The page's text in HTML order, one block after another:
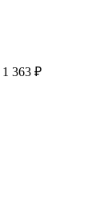
1 363 ₽